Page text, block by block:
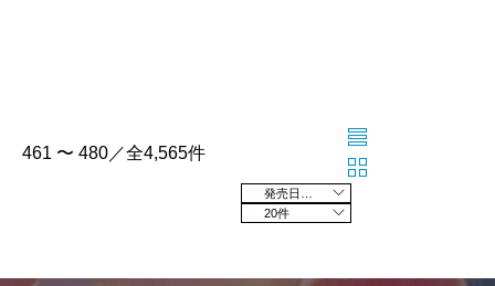
461 〜 480／全4,565件
20件